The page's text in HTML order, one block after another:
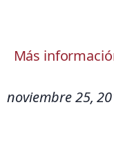
Más
noviembre 25,